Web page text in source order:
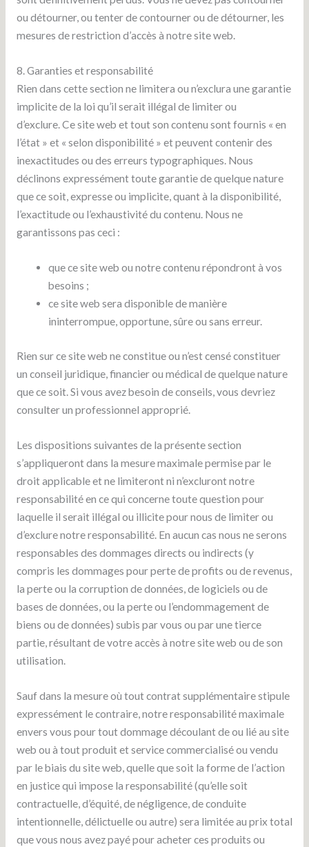
ou détourner, ou tenter de contourner ou de détourner, les
mesures de restriction d’accès à notre site web.
8. Garanties et responsabilité
Rien dans cette section ne limitera ou n’exclura une garantie
implicite de la loi qu’il serait illégal de limiter ou
d’exclure. Ce site web et tout son contenu sont fournis « en
l’état » et « selon disponibilité » et peuvent contenir des
inexactitudes ou des erreurs typographiques. Nous
déclinons expressément toute garantie de quelque nature
que ce soit, expresse ou implicite, quant à la disponibilité,
l’exactitude ou l’exhaustivité du contenu. Nous ne
garantissons pas ceci :
que ce site web ou notre contenu répondront à vos
besoins ;
ce site web sera disponible de manière
ininterrompue, opportune, sûre ou sans erreur.
Rien sur ce site web ne constitue ou n’est censé constituer
un conseil juridique, financier ou médical de quelque nature
que ce soit. Si vous avez besoin de conseils, vous devriez
consulter un professionnel approprié.
Les dispositions suivantes de la présente section
s’appliqueront dans la mesure maximale permise par le
droit applicable et ne limiteront ni n’excluront notre
responsabilité en ce qui concerne toute question pour
laquelle il serait illégal ou illicite pour nous de limiter ou
d’exclure notre responsabilité. En aucun cas nous ne serons
responsables des dommages directs ou indirects (y
compris les dommages pour perte de profits ou de revenus,
la perte ou la corruption de données, de logiciels ou de
bases de données, ou la perte ou l’endommagement de
biens ou de données) subis par vous ou par une tierce
partie, résultant de votre accès à notre site web ou de son
utilisation.
Sauf dans la mesure où tout contrat supplémentaire stipule
expressément le contraire, notre responsabilité maximale
envers vous pour tout dommage découlant de ou lié au site
web ou à tout produit et service commercialisé ou vendu
par le biais du site web, quelle que soit la forme de l’action
en justice qui impose la responsabilité (qu’elle soit
contractuelle, d’équité, de négligence, de conduite
intentionnelle, délictuelle ou autre) sera limitée au prix total
que vous nous avez payé pour acheter ces produits ou